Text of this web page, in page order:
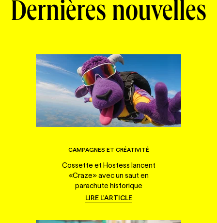
Dernières nouvelles
CAMPAGNES ET CRÉATIVITÉ
Cossette et Hostess lancent
«Craze» avec un saut en
parachute historique
LIRE L'ARTICLE